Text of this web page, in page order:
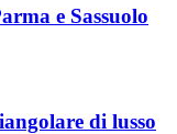
e Sassuolo
di lusso